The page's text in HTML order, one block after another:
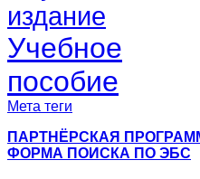
издание
Учебное
пособие
Мета теги
ПАРТНЁРСКАЯ
ФОРМА ПОИСКА ПО ЭБС